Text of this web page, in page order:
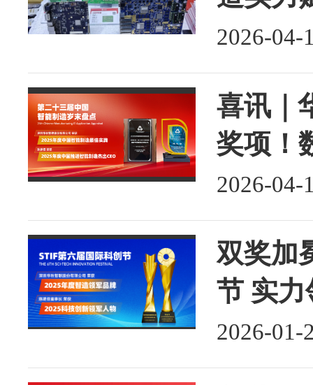
2026-04-
喜讯｜
奖项！
2026-04-
双奖加
节 实
2026-01-